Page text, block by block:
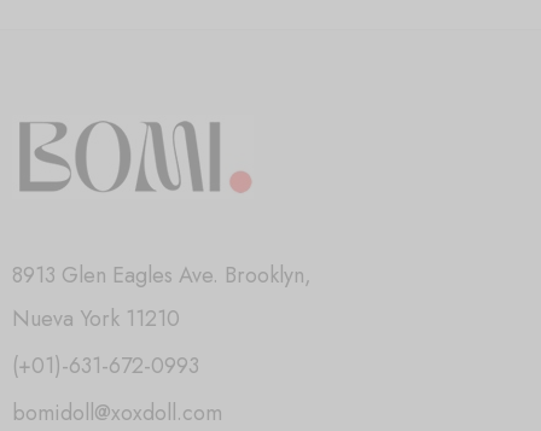
8913 Glen Eagles Ave. Brooklyn,
Nueva York 11210
(+01)-631-672-0993
bomidoll@xoxdoll.com